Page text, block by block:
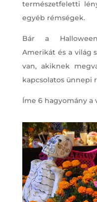
természetfeletti
egyéb rémségek.
Bár a
Amerikát és a világ
van, akiknek
kapcsolatos ünnepi
Íme 6 hagyomány a